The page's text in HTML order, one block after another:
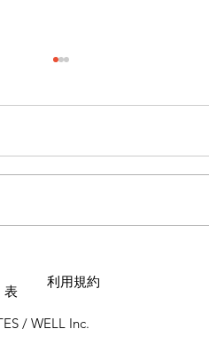
就任！！
/ WELL Inc.
利用規約
表